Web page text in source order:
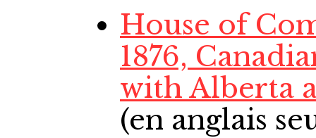
House of
1876,
with Alberta
(en anglais